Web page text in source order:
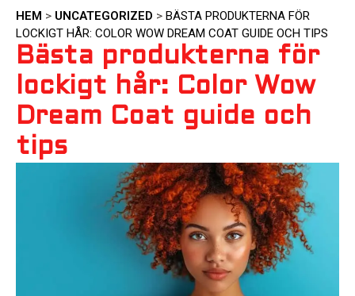
HEM > UNCATEGORIZED > BÄSTA PRODUKTERNA FÖR
LOCKIGT HÅR: COLOR WOW DREAM COAT GUIDE OCH TIPS
Bästa produkterna för
lockigt hår: Color Wow
Dream Coat guide och
tips